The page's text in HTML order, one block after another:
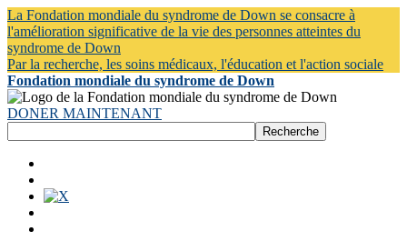
La Fondation mondiale du syndrome de Down se consacre à
l'amélioration significative de la vie des personnes atteintes du
syndrome de Down
Par la recherche, les soins médicaux, l'éducation et l'action sociale
Fondation mondiale du syndrome de Down
DONER MAINTENANT